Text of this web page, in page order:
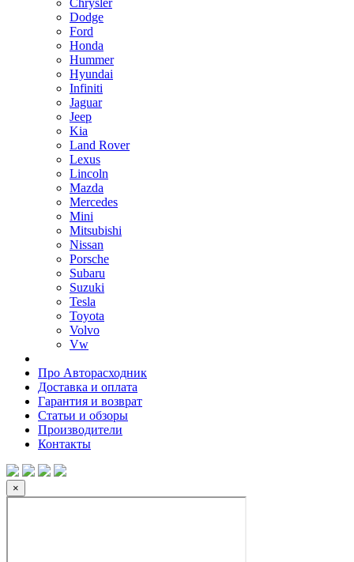
Chrysler
Dodge
Ford
Honda
Hummer
Hyundai
Infiniti
Jaguar
Jeep
Kia
Land Rover
Lexus
Lincoln
Mazda
Mercedes
Mini
Mitsubishi
Nissan
Porsche
Subaru
Suzuki
Tesla
Toyota
Volvo
Vw
Про Авторасходник
Доставка и оплата
Гарантия и возврат
Статьи и обзоры
Производители
Контакты
×